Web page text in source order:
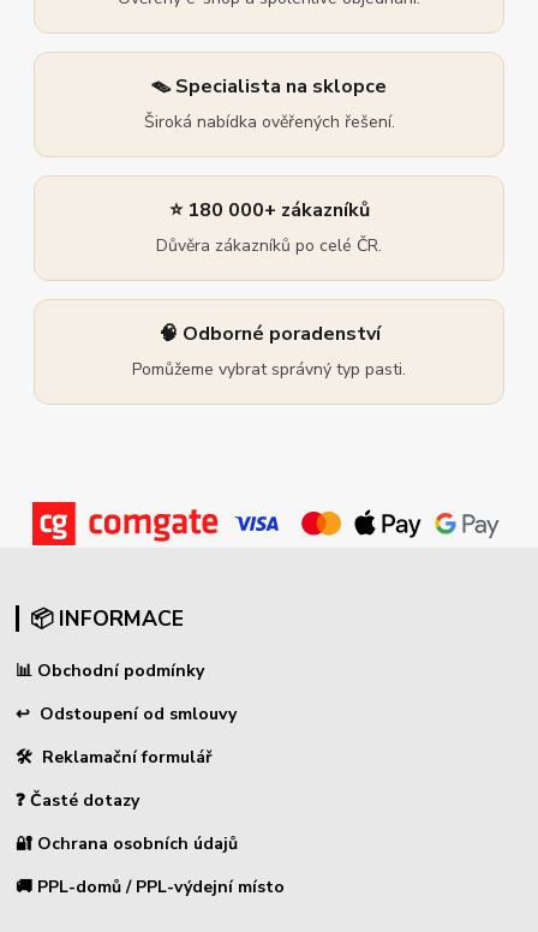
🪤 Specialista na sklopce
Široká nabídka ověřených řešení.
⭐ 180 000+ zákazníků
Důvěra zákazníků po celé ČR.
🧠 Odborné poradenství
Pomůžeme vybrat správný typ pasti.
📦 INFORMACE
📊 Obchodní podmínky
↩ Odstoupení od smlouvy
🛠 Reklamační formulář
❓ Časté dotazy
🔐 Ochrana osobních údajů
🚚 PPL-domů / PPL-výdejní místo